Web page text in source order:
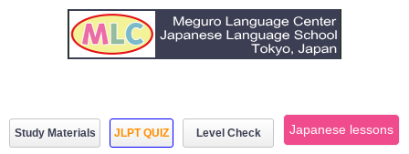
Study Materials JLPT QUIZ Level Check Japanese lessons